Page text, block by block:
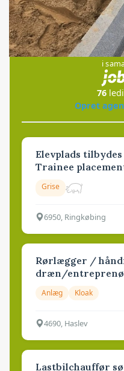
i
76
Opret
Elevplads
Trainee
Grise
6950, Ringkøbing
Rørlægger /
dræn/
Anlæg Kloak
4690, Haslev
Lastbilchauffør